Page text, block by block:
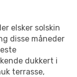
elsker solskin
disse måneder
dukkert i
terrasse,